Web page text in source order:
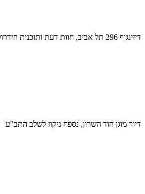
דיזינגוף 296 תל אביב, חוות דעת ותוכנית הידרולוגית לניהול מי נגר
דיור מוגן הוד השרון, נספח ניקוז לשלב התב"ע